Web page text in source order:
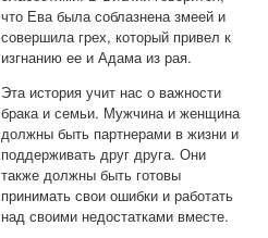
что Ева была соблазнена змеей и
совершила грех, который привел к
изгнанию ее и Адама из рая.
Эта история учит нас о важности
брака и семьи. Мужчина и женщина
должны быть партнерами в жизни и
поддерживать друг друга. Они
также должны быть готовы
принимать свои ошибки и работать
над своими недостатками вместе.